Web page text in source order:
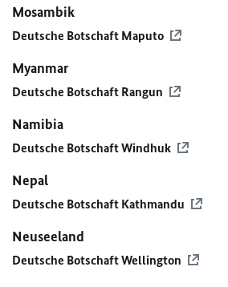
Mosambik
Deutsche Botschaft Maputo
Myanmar
Deutsche Botschaft Rangun
Namibia
Deutsche Botschaft Windhuk
Nepal
Deutsche Botschaft Kathmandu
Neuseeland
Deutsche Botschaft Wellington